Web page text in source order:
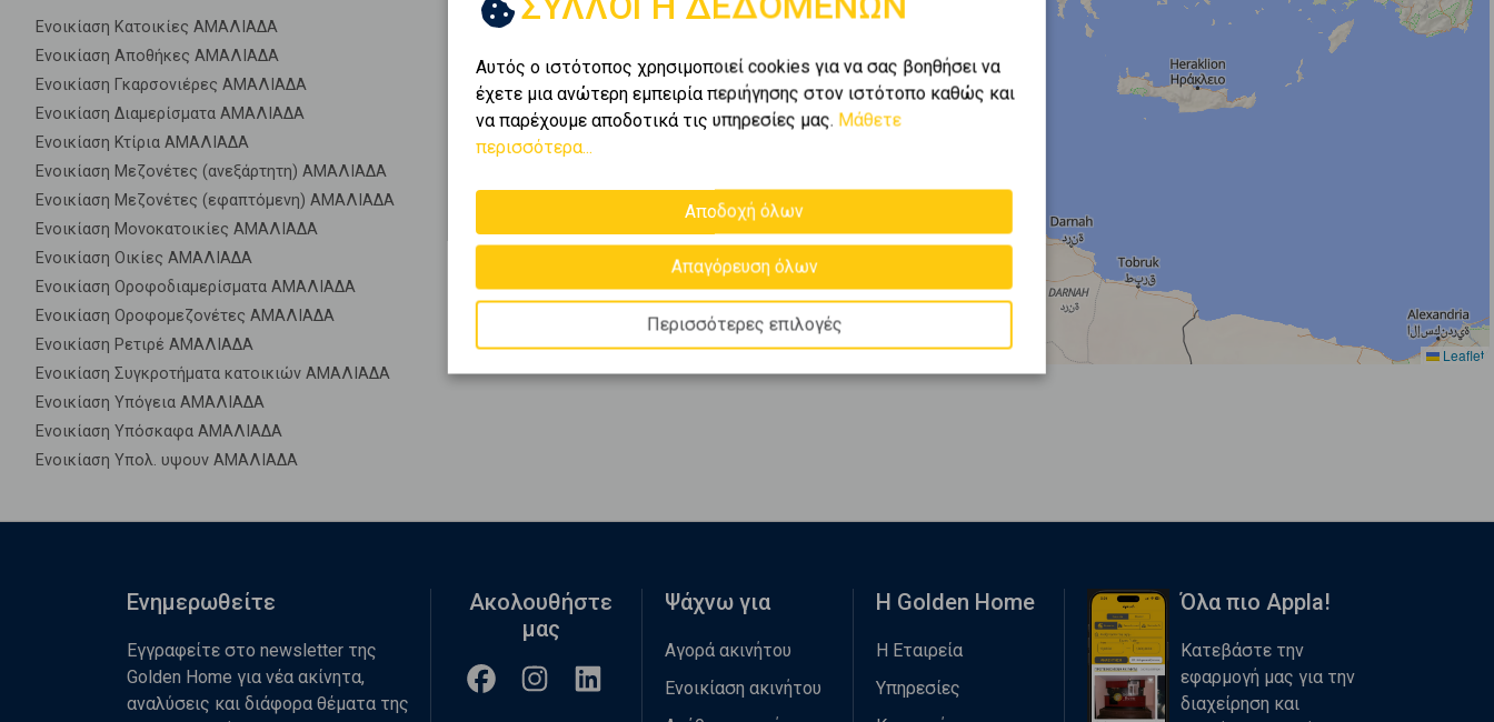
Ενοικίαση Κατοικίες ΑΜΑΛΙΑΔΑ
Ενοικίαση Αποθήκες ΑΜΑΛΙΑΔΑ
Ενοικίαση Γκαρσονιέρες ΑΜΑΛΙΑΔΑ
Ενοικίαση Διαμερίσματα ΑΜΑΛΙΑΔΑ
Ενοικίαση Κτίρια ΑΜΑΛΙΑΔΑ
Ενοικίαση Μεζονέτες (ανεξάρτητη) ΑΜΑΛΙΑΔΑ
Ενοικίαση Μεζονέτες (εφαπτόμενη) ΑΜΑΛΙΑΔΑ
Ενοικίαση Μονοκατοικίες ΑΜΑΛΙΑΔΑ
Ενοικίαση Οικίες ΑΜΑΛΙΑΔΑ
Ενοικίαση Οροφοδιαμερίσματα ΑΜΑΛΙΑΔΑ
Ενοικίαση Οροφομεζονέτες ΑΜΑΛΙΑΔΑ
Ενοικίαση Ρετιρέ ΑΜΑΛΙΑΔΑ
Ενοικίαση Συγκροτήματα κατοικιών ΑΜΑΛΙΑΔΑ
Ενοικίαση Υπόγεια ΑΜΑΛΙΑΔΑ
Ενοικίαση Υπόσκαφα ΑΜΑΛΙΑΔΑ
Ενοικίαση Υπολ. υψουν ΑΜΑΛΙΑΔΑ
Leaflet
Αυτός ο ιστότοπος χρησιμοποιεί cookies για να σας βοηθήσει να
έχετε μια ανώτερη εμπειρία περιήγησης στον ιστότοπο καθώς και
να παρέχουμε αποδοτικά τις υπηρεσίες μας. Μάθετε
περισσότερα...
Αποδοχή όλων
Απαγόρευση όλων
Περισσότερες επιλογές
Ενημερωθείτε
Εγγραφείτε στο newsletter της
Golden Home για νέα ακίνητα,
αναλύσεις και διάφορα θέματα της
Ακολουθήστε
μας
Ψάχνω για
Αγορά ακινήτου
Ενοικίαση ακινήτου
Η Golden Home
Η Εταιρεία
Υπηρεσίες
Όλα πιο Appla!
Κατεβάστε την
εφαρμογή μας για την
διαχείρηση και